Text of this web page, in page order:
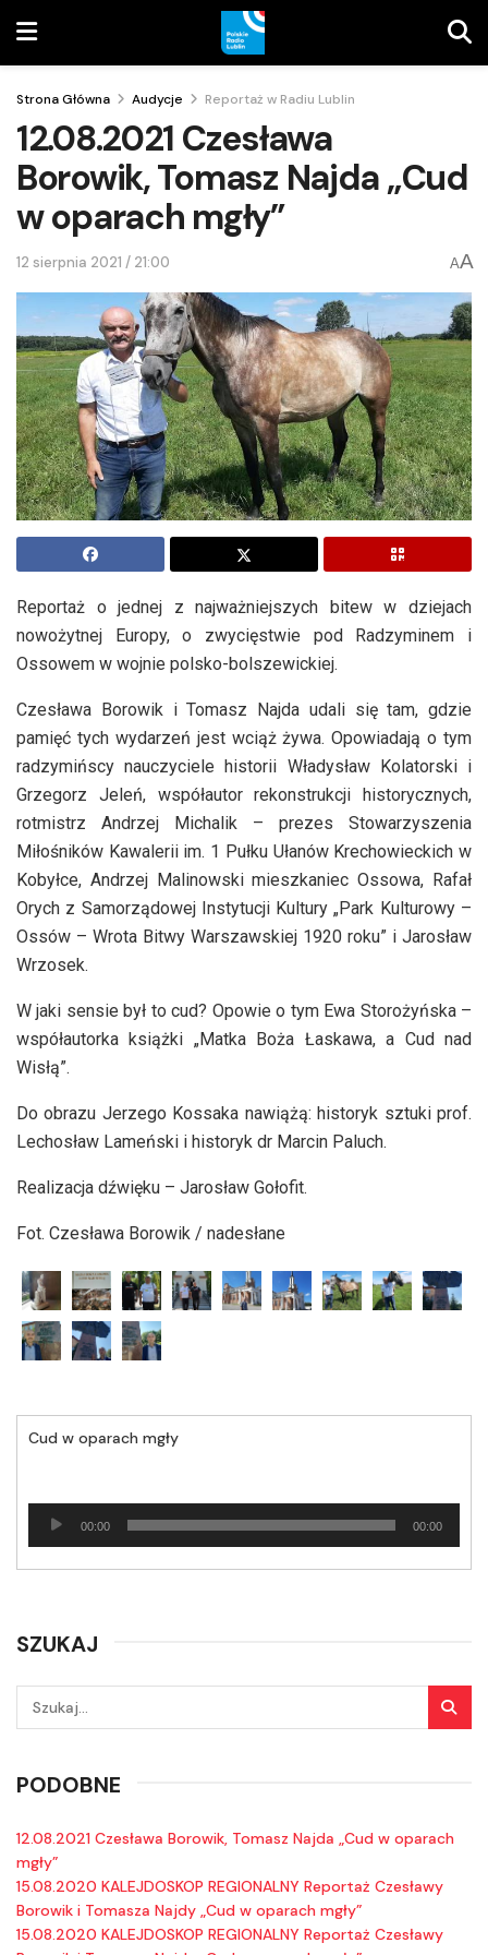
Strona Główna Audycje Reportaż w Radiu Lublin
12.08.2021 Czesława
Borowik, Tomasz Najda „Cud
w oparach mgły”
12 sierpnia 2021 / 21:00 AA
Reportaż o jednej z najważniejszych bitew w dziejach
nowożytnej Europy, o zwycięstwie pod Radzyminem i
Ossowem w wojnie polsko-bolszewickiej.
Czesława Borowik i Tomasz Najda udali się tam, gdzie
pamięć tych wydarzeń jest wciąż żywa. Opowiadają o tym
radzymińscy nauczyciele historii Władysław Kolatorski i
Grzegorz Jeleń, współautor rekonstrukcji historycznych,
rotmistrz Andrzej Michalik – prezes Stowarzyszenia
Miłośników Kawalerii im. 1 Pułku Ułanów Krechowieckich w
Kobyłce, Andrzej Malinowski mieszkaniec Ossowa, Rafał
Orych z Samorządowej Instytucji Kultury „Park Kulturowy –
Ossów – Wrota Bitwy Warszawskiej 1920 roku” i Jarosław
Wrzosek.
W jaki sensie był to cud? Opowie o tym Ewa Storożyńska –
współautorka książki „Matka Boża Łaskawa, a Cud nad
Wisłą”.
Do obrazu Jerzego Kossaka nawiążą: historyk sztuki prof.
Lechosław Lameński i historyk dr Marcin Paluch.
Realizacja dźwięku – Jarosław Gołofit.
Fot. Czesława Borowik / nadesłane
Cud w oparach mgły
Odtwarzacz
plików
00:00 00:00
SZUKAJ
PODOBNE
12.08.2021 Czesława Borowik, Tomasz Najda „Cud w oparach
mgły”
15.08.2020 KALEJDOSKOP REGIONALNY Reportaż Czesławy
Borowik i Tomasza Najdy „Cud w oparach mgły”
15.08.2020 KALEJDOSKOP REGIONALNY Reportaż Czesławy